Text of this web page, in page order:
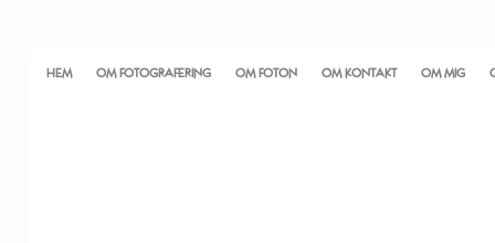
HEM OM FOTOGRAFERING OM FOTON OM KONTAKT OM MIG